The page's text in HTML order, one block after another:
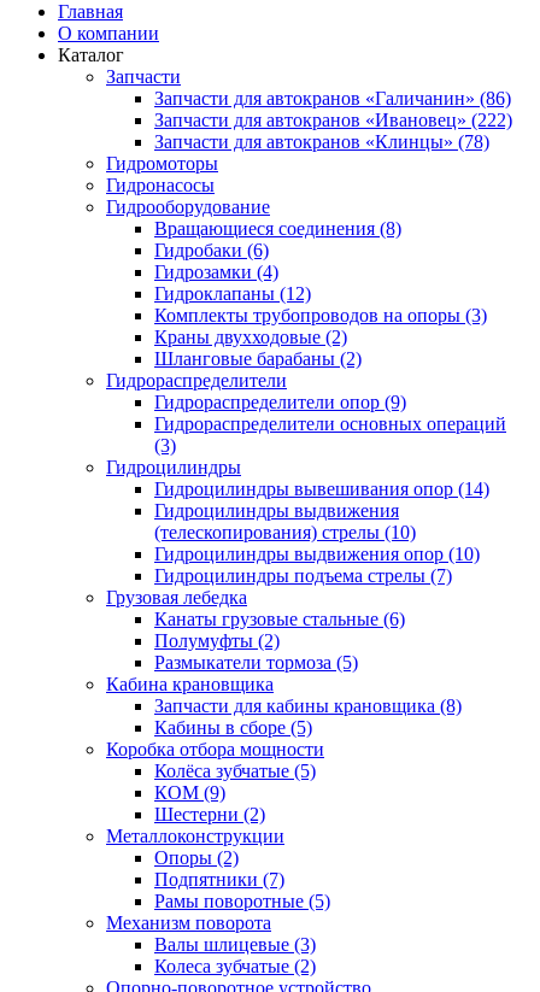
Главная
О компании
Каталог
Запчасти
Запчасти для автокранов «Галичанин» (86)
Запчасти для автокранов «Ивановец» (222)
Запчасти для автокранов «Клинцы» (78)
Гидромоторы
Гидронасосы
Гидрооборудование
Вращающиеся соединения (8)
Гидробаки (6)
Гидрозамки (4)
Гидроклапаны (12)
Комплекты трубопроводов на опоры (3)
Краны двухходовые (2)
Шланговые барабаны (2)
Гидрораспределители
Гидрораспределители опор (9)
Гидрораспределители основных операций
(3)
Гидроцилиндры
Гидроцилиндры вывешивания опор (14)
Гидроцилиндры выдвижения
(телескопирования) стрелы (10)
Гидроцилиндры выдвижения опор (10)
Гидроцилиндры подъема стрелы (7)
Грузовая лебедка
Канаты грузовые стальные (6)
Полумуфты (2)
Размыкатели тормоза (5)
Кабина крановщика
Запчасти для кабины крановщика (8)
Кабины в сборе (5)
Коробка отбора мощности
Колёса зубчатые (5)
КОМ (9)
Шестерни (2)
Металлоконструкции
Опоры (2)
Подпятники (7)
Рамы поворотные (5)
Механизм поворота
Валы шлицевые (3)
Колеса зубчатые (2)
Опорно-поворотное устройство